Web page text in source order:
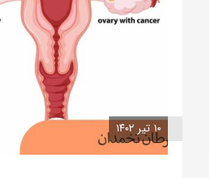
۱۰ تیر ۱۴۰۲